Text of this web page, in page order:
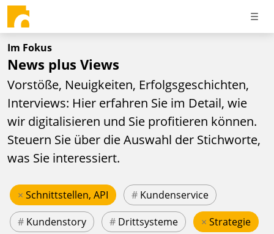
Im Fokus
News plus Views
Vorstöße, Neuigkeiten, Erfolgsgeschichten,
Interviews: Hier erfahren Sie im Detail, wie
wir digitalisieren und Sie profitieren können.
Steuern Sie über die Auswahl der Stichworte,
was Sie interessiert.
× Schnittstellen, API # Kundenservice
# Kundenstory # Drittsysteme × Strategie